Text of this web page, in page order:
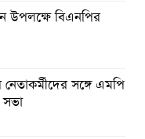
আনন্দ মিছিল ও
উপলক্ষে বিএনপির
সঙ্গে এমপি
সভা